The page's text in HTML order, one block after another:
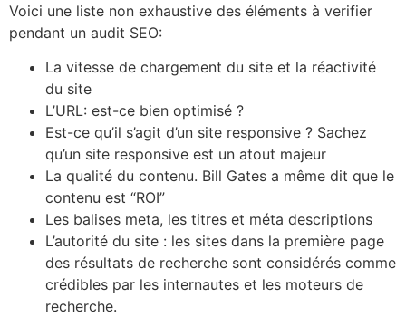
Voici une liste non exhaustive des éléments à verifier
pendant un audit SEO:
La vitesse de chargement du site et la réactivité
du site
L’URL: est-ce bien optimisé ?
Est-ce qu’il s’agit d’un site responsive ? Sachez
qu’un site responsive est un atout majeur
La qualité du contenu. Bill Gates a même dit que le
contenu est “ROI”
Les balises meta, les titres et méta descriptions
L’autorité du site : les sites dans la première page
des résultats de recherche sont considérés comme
crédibles par les internautes et les moteurs de
recherche.